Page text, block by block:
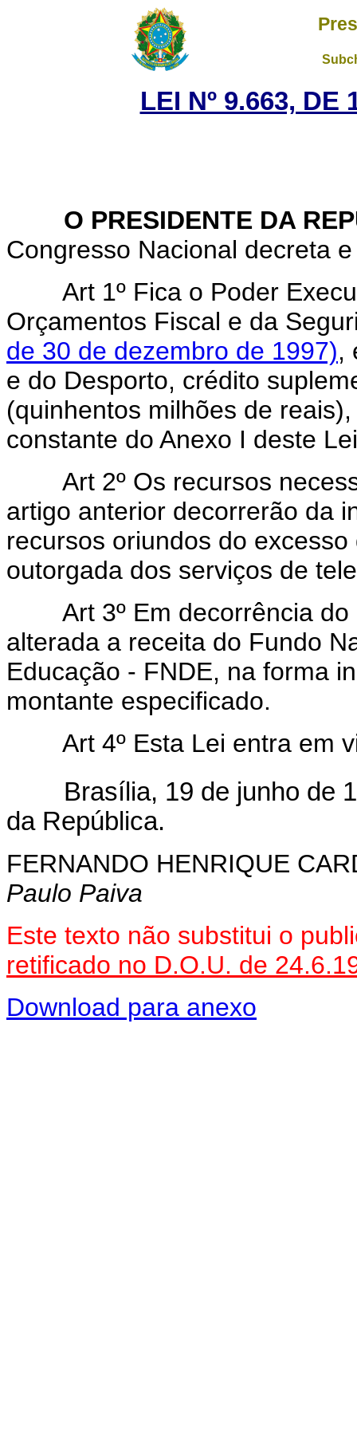
LEI Nº 9.663, DE
O PRESIDENTE DA
Congresso Nacional decreta
Art 1º Fica o Poder
Orçamentos Fiscal e da
de 30 de dezembro de 1997),
e do Desporto, crédito
(quinhentos milhões de
constante do Anexo I deste
Art 2º Os recursos
artigo anterior decorrerão da
recursos oriundos do
outorgada dos serviços de
Art 3º Em decorrência do
alterada a receita do Fundo
Educação - FNDE, na forma
montante especificado.
Art 4º Esta Lei entra em
Brasília, 19 de junho de
da República.
FERNANDO HENRIQUE
Paulo Paiva
Este texto não substitui o
retificado no D.O.U. de
Download para anexo